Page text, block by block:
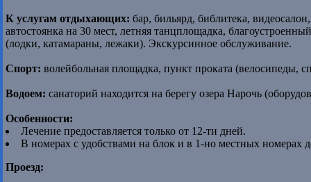
К услугам отдыхающих: бар, бильярд, библитека,
автостоянка на 30 мест, летняя танцплощадка,
(лодки, катамараны, лежаки). Экскурсинное обслуживание.
Спорт: волейбольная площадка, пункт проката (велосипеды,
Водоем: санаторий находится на берегу озера Нарочь
Особенности:
Лечение предоставляется только от 12-ти дней.
В номерах с удобствами на блок и в 1-но местных номерах
Проезд: